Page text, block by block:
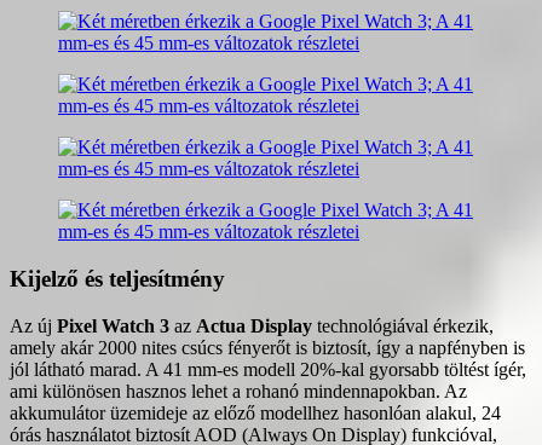
Kijelző és teljesítmény
Az új Pixel Watch 3 az Actua Display technológiával érkezik,
amely akár 2000 nites csúcs fényerőt is biztosít, így a napfényben is
jól látható marad. A 41 mm-es modell 20%-kal gyorsabb töltést ígér,
ami különösen hasznos lehet a rohanó mindennapokban. Az
akkumulátor üzemideje az előző modellhez hasonlóan alakul, 24
órás használatot biztosít AOD (Always On Display) funkcióval,